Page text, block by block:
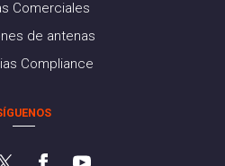
Comerciales
de antenas
Compliance